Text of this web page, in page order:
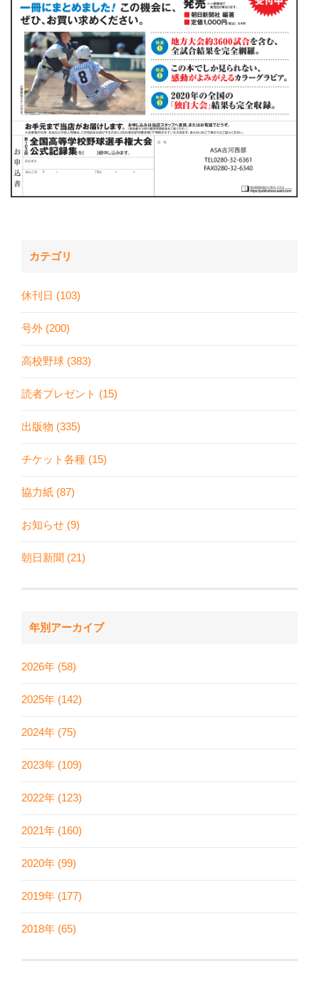
カテゴリ
休刊日 (103)
号外 (200)
高校野球 (383)
読者プレゼント (15)
出版物 (335)
チケット各種 (15)
協力紙 (87)
お知らせ (9)
朝日新聞 (21)
年別アーカイブ
2026年 (58)
2025年 (142)
2024年 (75)
2023年 (109)
2022年 (123)
2021年 (160)
2020年 (99)
2019年 (177)
2018年 (65)